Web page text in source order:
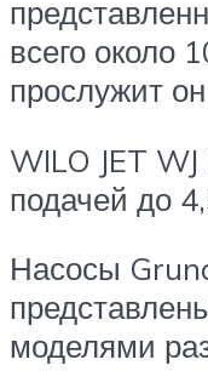
всего около
прослужит
WILO JET
подачей до
Насосы
моделями